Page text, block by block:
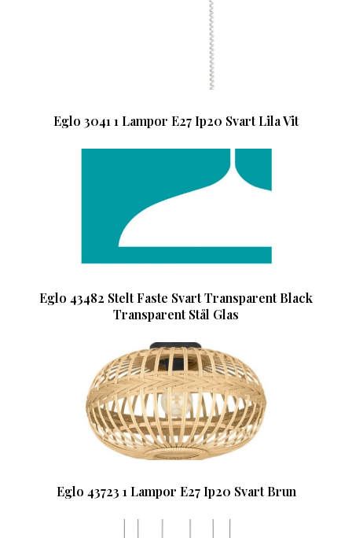
Eglo 3041 1 Lampor E27 Ip20 Svart Lila Vit
Eglo 43482 Stelt Faste Svart Transparent Black
Transparent Stål Glas
Eglo 43723 1 Lampor E27 Ip20 Svart Brun